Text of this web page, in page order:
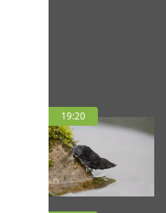
19:20